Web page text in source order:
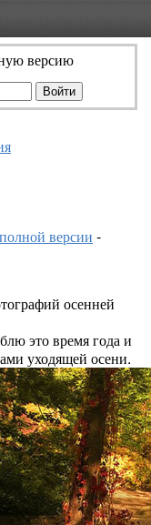
версию
версии -
осенней
это время года и
уходящей осени.